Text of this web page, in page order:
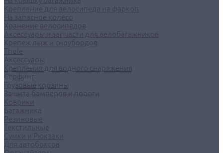
Крепление для велосипеда на фаркоп
На запасное колесо
Хранение велосипедов
Аксессуары и запчасти для велобагажников
Крепеж лыж и сноубордов
Thule
Аксессуары
Крепления для водного снаряжения
Серфинг
Грузовые корзины
Защита бамперов и пороги
Коврики
Багажника
Резиновые
Текстильные
Сумки и Рюкзаки
Для автобоксов